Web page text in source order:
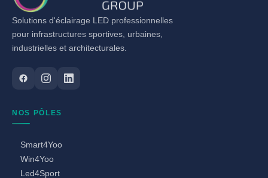
Solutions d'éclairage LED professionnelles
pour infrastructures sportives, urbaines,
industrielles et architecturales.
NOS PÔLES
Smart4Yoo
Win4Yoo
Led4Sport